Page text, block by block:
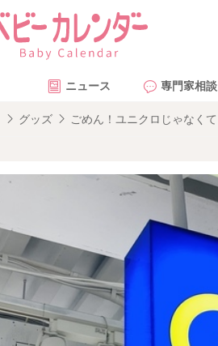
ニュース 専門家相談
グッズ ごめん！ユニクロじゃなく